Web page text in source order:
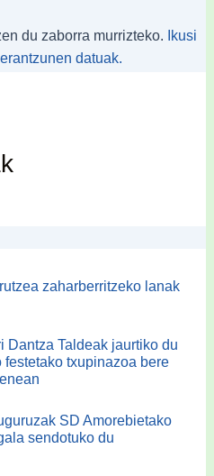
du zaborra murrizteko.
Ikusi
datuak.
zaharberritzeko lanak
Dantza Taldeak jaurtiko du
festetako txupinazoa bere
SD Amorebietako
sendotuko du